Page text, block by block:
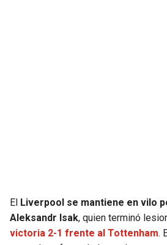
El Liverpool se mantiene en vilo
Aleksandr Isak, quien terminó
victoria 2-1 frente al Tottenham.